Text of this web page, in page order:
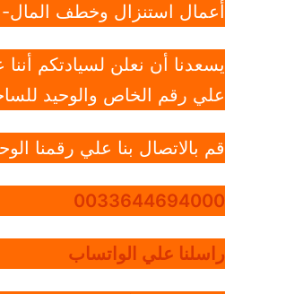
أعمال استنزال وخطف المال-
يسعدنا أن نعلن لسيادتكم
علي رقم الخاص والوحيد
قم بالاتصال بنا علي رقمنا
0033644694000
راسلنا علي الواتساب